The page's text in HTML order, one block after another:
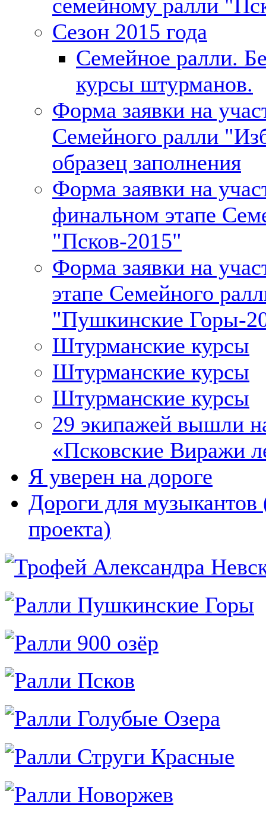
семейному ралли
Сезон 2015 года
Семейное ралли.
курсы штурманов.
Форма заявки на
Семейного ралли
образец заполнения
Форма заявки на
финальном этапе
"Псков-2015"
Форма заявки на
этапе Семейного
"Пушкинские Горы-
Штурманские курсы
Штурманские курсы
Штурманские курсы
29 экипажей вышли
«Псковские Виражи
Я уверен на дороге
Дороги для музыкантов
проекта)